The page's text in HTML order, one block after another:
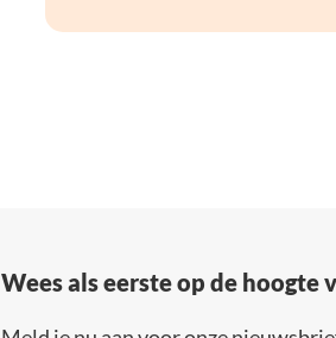
Wees als eerste op de